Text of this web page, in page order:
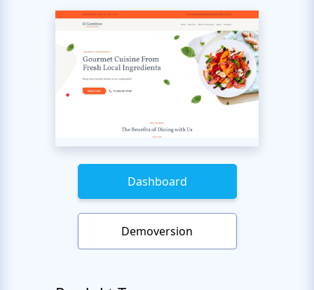
Dashboard
Demoversion